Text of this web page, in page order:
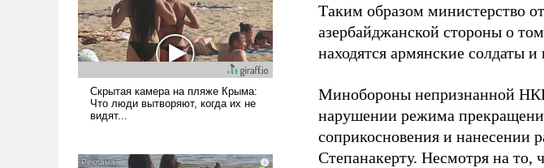
Таким образом министерство
азербайджанской стороны о
находятся армянские солдаты и
Минобороны непризнанной
нарушении режима
соприкосновения и нанесении
Степанакерту. Несмотря на то,